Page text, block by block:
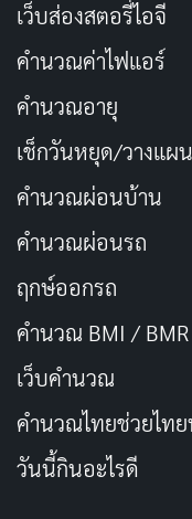
เว็บส่องสตอรี่ไอจี
คำนวณค่าไฟแอร์
คำนวณอายุ
เช็กวันหยุด/วางแผ
คำนวณผ่อนบ้าน
คำนวณผ่อนรถ
ฤกษ์ออกรถ
คำนวณ BMI / BMR
เว็บคํานวณ
คํานวณไทยช่วยไท
วันนี้กินอะไรดี